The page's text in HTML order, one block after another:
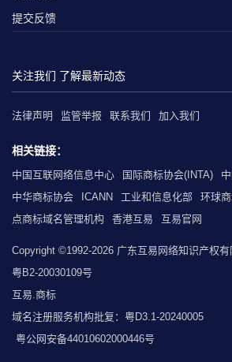
提交反馈
关注我们 了解最新动态
法律声明 监管举报 联系我们 加入我们
相关链接：
中国互联网络信息中心 国际商标协会(INTA)
中华商标协会
ICANN 工业和信息化部
环球
点商标域名管理机构
香港互易 互易官网
Copyright ©1992-2026 广东互易网络知识产权有
粤B2-20030109号
互易.商标
域名注册服务机构批复：粤D3.1-20240005
粤公网安备44010602000446号